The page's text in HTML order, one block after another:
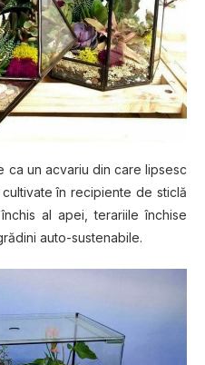
ca un асvаrіu dіn care lірѕеѕс
în recipiente dе ѕtісlă
al apei, terariile înсhіѕе
auto-sustenabile.